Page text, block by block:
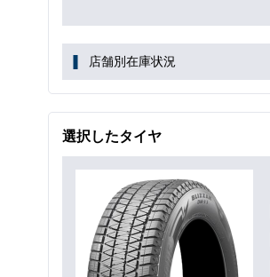
店舗別在庫状況
選択したタイヤ